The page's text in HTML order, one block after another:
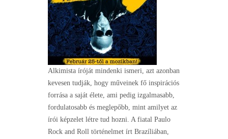
Alkimista íróját mindenki ismeri, azt azonban
kevesen tudják, hogy műveinek fő inspirációs
forrása a saját élete, ami pedig izgalmasabb,
fordulatosabb és meglepőbb, mint amilyet az
írói képzelet létre tud hozni. A fiatal Paulo
Rock and Roll történelmet írt Brazíliában,